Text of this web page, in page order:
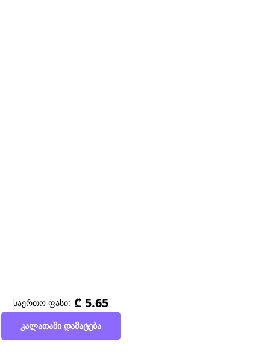
საერთო ფასი: ₾ 5.65
კალათაში დამატება